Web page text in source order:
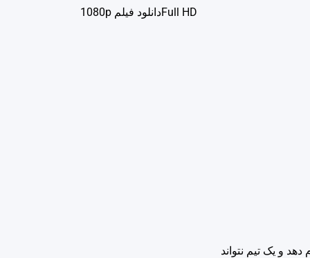
و یک تیم نتواند
Full HDدانلود فيلم 1080p